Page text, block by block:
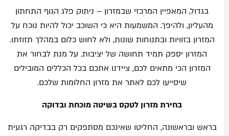
בגדול, המאפיין המרכזי שבמזרון – ניתוק פלג הגוף התחתון
מהעליון, ולהיפך. המשמעות היא כי השוכב יכול להיות נוכח על
המזרון בזוויות ובתנוחות שונות, ולא לחוש כלום במהלך תזוזתו.
המזרון יספק תמיד תחושה של יציבות. על מנת לבחור את
המזרון הכי מתאים לכם, ציידנו אתכם בכל הכללים המובילים
שיסייעו לכם לאתר את מזרון החלומות שלכם.
בחירת מזרון לטקס בשיטה מוכחת ובדוקה
בראש ובראשונה, החליטו שאינכם מסתפקים רק בבדיקה רגעית